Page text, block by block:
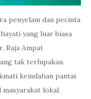
penyelam dan pecinta
yang luar biasa
Raja Ampat
tak terlupakan.
keindahan pantai
lokal.